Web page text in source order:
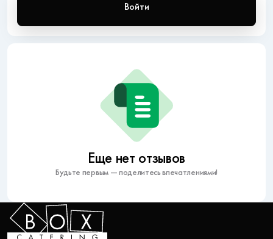
Еще нет отзывов
Будьте первым — поделитесь впечатлениями!
Войти